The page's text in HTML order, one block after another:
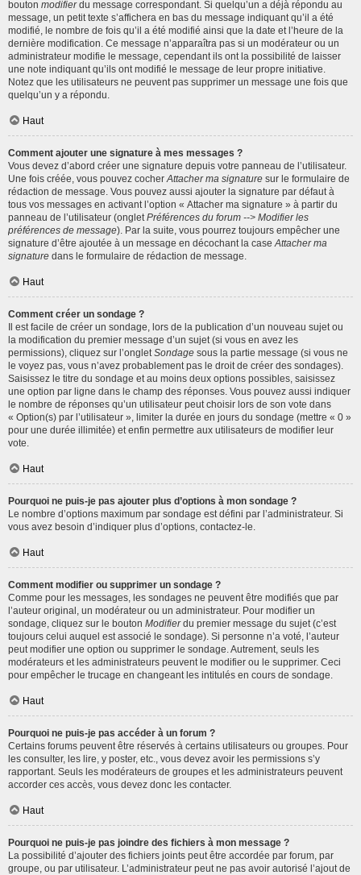
bouton modifierdu message correspondant. Si quelqu’un a déjà répondu au
message, un petit texte s’affichera en bas du message indiquant qu’il a été
modifié, le nombre de fois qu’il a été modifié ainsi que la date et l’heure de la
dernière modification. Ce message n’apparaîtra pas si un modérateur ou un
administrateur modifie le message, cependant ils ont la possibilité de laisser
une note indiquant qu’ils ont modifié le message de leur propre initiative.
Notez que les utilisateurs ne peuvent pas supprimer un message une fois que
quelqu’un y a répondu.
Haut
Comment ajouter une signature à mes messages ?
Vous devez d’abord créer une signature depuis votre panneau de l’utilisateur.
Une fois créée, vous pouvez cocherAttacher ma signature sur le formulaire de
rédaction de message. Vous pouvez aussi ajouter la signature par défaut à
tous vos messages en activant l’option « Attacher ma signature » à partir du
panneau de l’utilisateur (ongletPréférences du forum --> Modifier les
préférences de message). Par la suite, vous pourrez toujours empêcher une
signature d’être ajoutée à un message en décochant la caseAttacher ma
signature dans le formulaire de rédaction de message.
Haut
Comment créer un sondage ?
Il est facile de créer un sondage, lors de la publication d’un nouveau sujet ou
la modification du premier message d’un sujet (si vous en avez les
permissions), cliquez sur l’ongletSondage sous la partie message (si vous ne
le voyez pas, vous n’avez probablement pas le droit de créer des sondages).
Saisissez le titre du sondage et au moins deux options possibles, saisissez
une option par ligne dans le champ des réponses. Vous pouvez aussi indiquer
le nombre de réponses qu’un utilisateur peut choisir lors de son vote dans
« Option(s) par l’utilisateur », limiter la durée en jours du sondage (mettre « 0 »
pour une durée illimitée) et enfin permettre aux utilisateurs de modifier leur
vote.
Haut
Pourquoi ne puis-je pas ajouter plus d’options à mon sondage ?
Le nombre d’options maximum par sondage est défini par l’administrateur. Si
vous avez besoin d’indiquer plus d’options, contactez-le.
Haut
Comment modifier ou supprimer un sondage ?
Comme pour les messages, les sondages ne peuvent être modifiés que par
l’auteur original, un modérateur ou un administrateur. Pour modifier un
sondage, cliquez sur le bouton Modifierdu premier message du sujet (c’est
toujours celui auquel est associé le sondage). Si personne n’a voté, l’auteur
peut modifier une option ou supprimer le sondage. Autrement, seuls les
modérateurs et les administrateurs peuvent le modifier ou le supprimer. Ceci
pour empêcher le trucage en changeant les intitulés en cours de sondage.
Haut
Pourquoi ne puis-je pas accéder à un forum ?
Certains forums peuvent être réservés à certains utilisateurs ou groupes. Pour
les consulter, les lire, y poster, etc., vous devez avoir les permissions s’y
rapportant. Seuls les modérateurs de groupes et les administrateurs peuvent
accorder ces accès, vous devez donc les contacter.
Haut
Pourquoi ne puis-je pas joindre des fichiers à mon message ?
La possibilité d’ajouter des fichiers joints peut être accordée par forum, par
groupe, ou par utilisateur. L’administrateur peut ne pas avoir autorisé l’ajout de